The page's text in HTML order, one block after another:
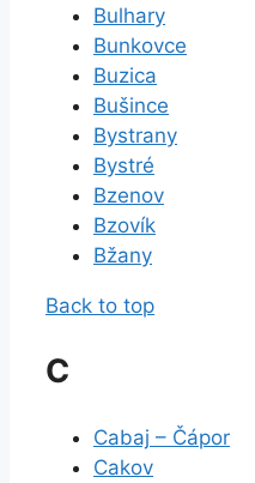
Bulhary
Bunkovce
Buzica
Bušince
Bystrany
Bystré
Bzenov
Bzovík
Bžany
Back to top
C
Cabaj – Čápor
Cakov